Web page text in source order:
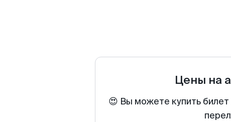
Цены на
😍 Вы можете купить